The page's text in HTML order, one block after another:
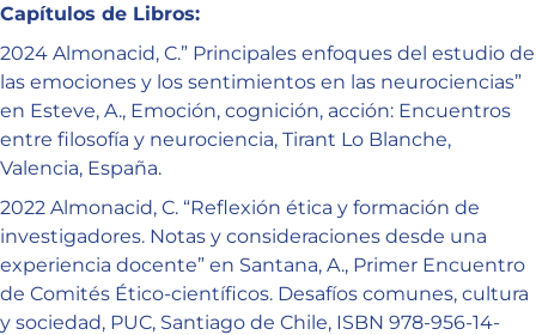
Capítulos de Libros:
2024 Almonacid, C.” Principales enfoques del estudio de
las emociones y los sentimientos en las neurociencias”
en Esteve, A., Emoción, cognición, acción: Encuentros
entre filosofía y neurociencia, Tirant Lo Blanche,
Valencia, España.
2022 Almonacid, C. “Reflexión ética y formación de
investigadores. Notas y consideraciones desde una
experiencia docente” en Santana, A., Primer Encuentro
de Comités Ético-científicos. Desafíos comunes, cultura
y sociedad, PUC, Santiago de Chile, ISBN 978-956-14-